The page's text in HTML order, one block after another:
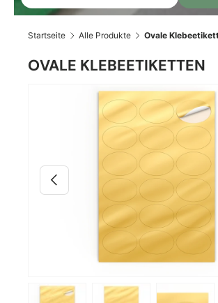
Startseite Alle Produkte Ovale
OVALE KLEBEETIKETTEN
Zu Produktinformationen springen
Bild 2 ist nun in der Galerieansicht
Vorherige